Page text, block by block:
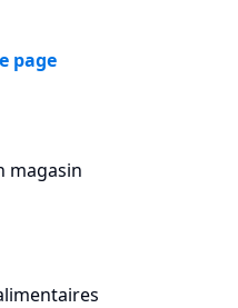
page
magasin